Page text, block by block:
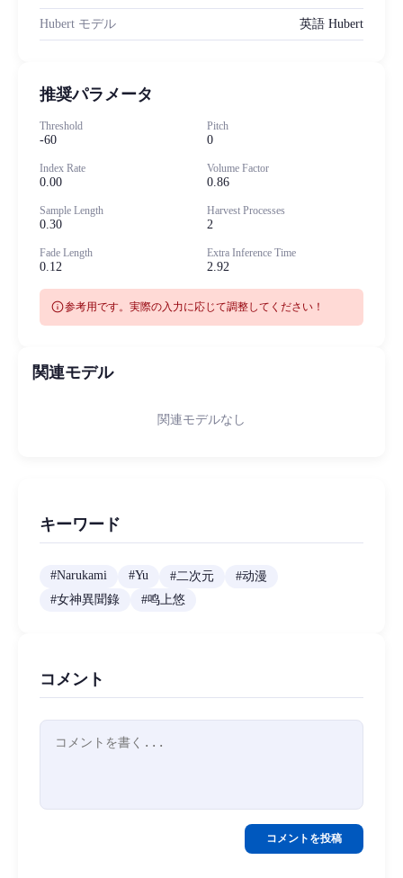
Hubert モデル 英語 Hubert
推奨パラメータ
Threshold
-60
Pitch
0
Index Rate
0.00
Volume Factor
0.86
Sample Length
0.30
Harvest Processes
2
Fade Length
0.12
Extra Inference Time
2.92
info参考用です。実際の入力に応じて調整してください！
関連モデル
関連モデルなし
キーワード
#Narukami #Yu #二次元 #动漫
#女神異聞錄 #鸣上悠
コメント
コメントを投稿